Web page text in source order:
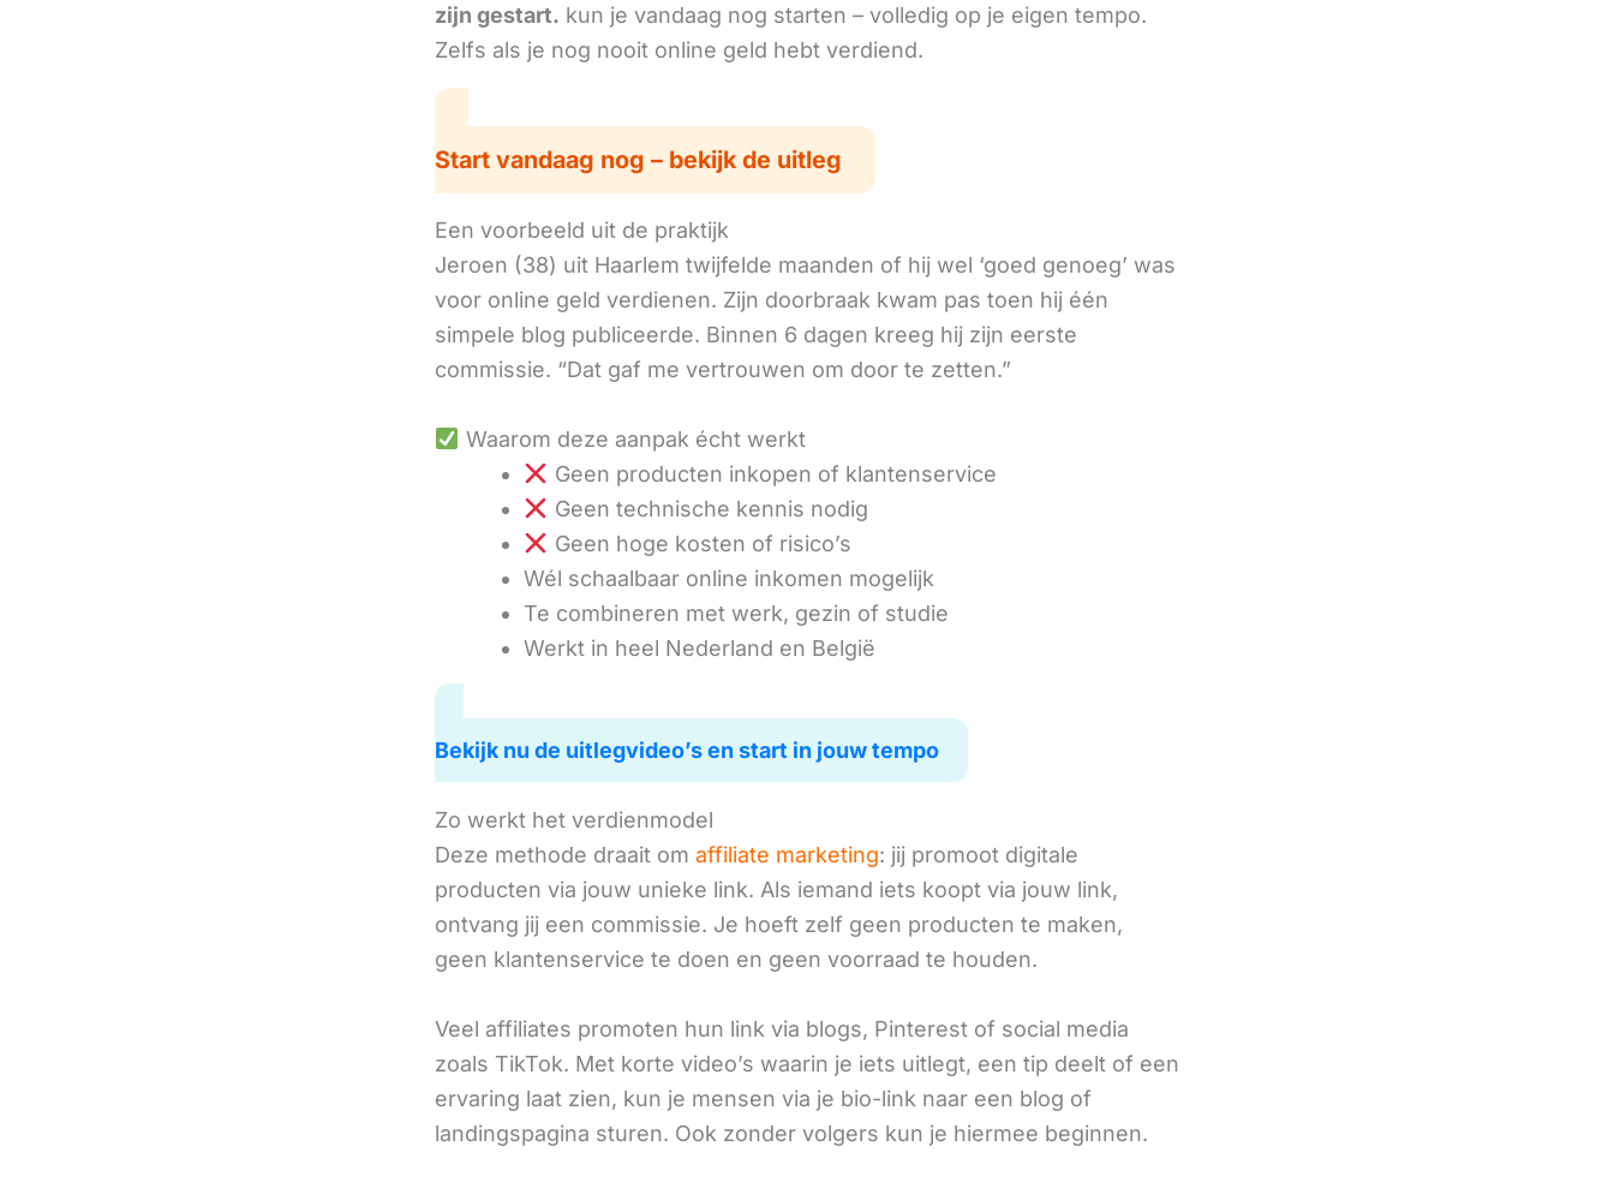
zijn gestart. kun je vandaag nog starten – volledig op je eigen tempo.
Zelfs als je nog nooit online geld hebt verdiend.
Start vandaag nog – bekijk de uitleg
Een voorbeeld uit de praktijk
Jeroen (38) uit Haarlem twijfelde maanden of hij wel ‘goed genoeg’ was
voor online geld verdienen. Zijn doorbraak kwam pas toen hij één
simpele blog publiceerde. Binnen 6 dagen kreeg hij zijn eerste
commissie. “Dat gaf me vertrouwen om door te zetten.”
Waarom deze aanpak écht werkt
Geen producten inkopen of klantenservice
Geen technische kennis nodig
Geen hoge kosten of risico’s
Wél schaalbaar online inkomen mogelijk
Te combineren met werk, gezin of studie
Werkt in heel Nederland en België
Bekijk nu de uitlegvideo’s en start in jouw tempo
Zo werkt het verdienmodel
Deze methode draait om affiliate marketing: jij promoot digitale
producten via jouw unieke link. Als iemand iets koopt via jouw link,
ontvang jij een commissie. Je hoeft zelf geen producten te maken,
geen klantenservice te doen en geen voorraad te houden.
Veel affiliates promoten hun link via blogs, Pinterest of social media
zoals TikTok. Met korte video’s waarin je iets uitlegt, een tip deelt of een
ervaring laat zien, kun je mensen via je bio-link naar een blog of
landingspagina sturen. Ook zonder volgers kun je hiermee beginnen.